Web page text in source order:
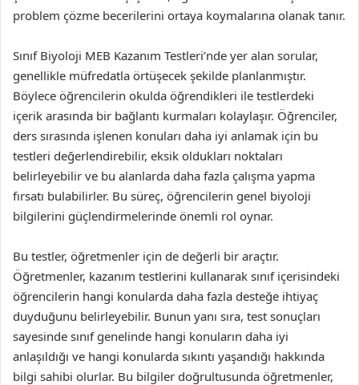
problem çözme becerilerini ortaya koymalarına olanak tanır.
Sınıf Biyoloji MEB Kazanım Testleri’nde yer alan sorular,
genellikle müfredatla örtüşecek şekilde planlanmıştır.
Böylece öğrencilerin okulda öğrendikleri ile testlerdeki
içerik arasında bir bağlantı kurmaları kolaylaşır. Öğrenciler,
ders sırasında işlenen konuları daha iyi anlamak için bu
testleri değerlendirebilir, eksik oldukları noktaları
belirleyebilir ve bu alanlarda daha fazla çalışma yapma
fırsatı bulabilirler. Bu süreç, öğrencilerin genel biyoloji
bilgilerini güçlendirmelerinde önemli rol oynar.
Bu testler, öğretmenler için de değerli bir araçtır.
Öğretmenler, kazanım testlerini kullanarak sınıf içerisindeki
öğrencilerin hangi konularda daha fazla desteğe ihtiyaç
duyduğunu belirleyebilir. Bunun yanı sıra, test sonuçları
sayesinde sınıf genelinde hangi konuların daha iyi
anlaşıldığı ve hangi konularda sıkıntı yaşandığı hakkında
bilgi sahibi olurlar. Bu bilgiler doğrultusunda öğretmenler,